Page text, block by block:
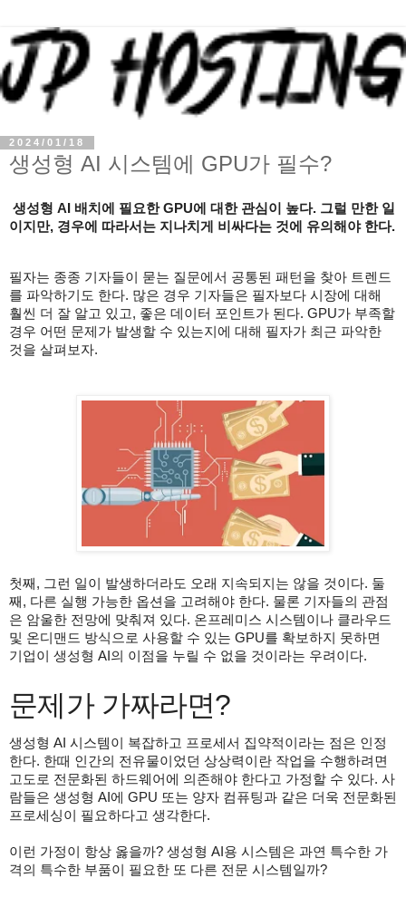
2024/01/18
생성형 AI 시스템에 GPU가 필수?
생성형 AI 배치에 필요한 GPU에 대한 관심이 높다. 그럴 만한 일
이지만, 경우에 따라서는 지나치게 비싸다는 것에 유의해야 한다.
필자는 종종 기자들이 묻는 질문에서 공통된 패턴을 찾아 트렌드
를 파악하기도 한다. 많은 경우 기자들은 필자보다 시장에 대해
훨씬 더 잘 알고 있고, 좋은 데이터 포인트가 된다. GPU가 부족할
경우 어떤 문제가 발생할 수 있는지에 대해 필자가 최근 파악한
것을 살펴보자.
첫째, 그런 일이 발생하더라도 오래 지속되지는 않을 것이다. 둘
째, 다른 실행 가능한 옵션을 고려해야 한다. 물론 기자들의 관점
은 암울한 전망에 맞춰져 있다. 온프레미스 시스템이나 클라우드
및 온디맨드 방식으로 사용할 수 있는 GPU를 확보하지 못하면
기업이 생성형 AI의 이점을 누릴 수 없을 것이라는 우려이다.
문제가 가짜라면?
생성형 AI 시스템이 복잡하고 프로세서 집약적이라는 점은 인정
한다. 한때 인간의 전유물이었던 상상력이란 작업을 수행하려면
고도로 전문화된 하드웨어에 의존해야 한다고 가정할 수 있다. 사
람들은 생성형 AI에 GPU 또는 양자 컴퓨팅과 같은 더욱 전문화된
프로세싱이 필요하다고 생각한다.
이런 가정이 항상 옳을까? 생성형 AI용 시스템은 과연 특수한 가
격의 특수한 부품이 필요한 또 다른 전문 시스템일까?